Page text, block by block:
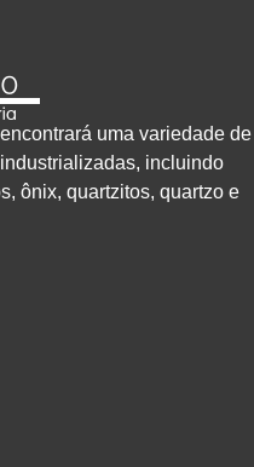
uma variedade de
incluindo
ônix, quartzitos, quartzo e